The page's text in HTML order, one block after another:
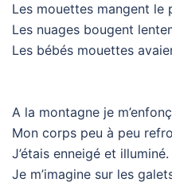
Les mouettes mangent le
Les nuages bougent
Les bébés mouettes
A la montagne je
Mon corps peu à peu
J’étais enneigé et illuminé.
Je m’imagine sur les